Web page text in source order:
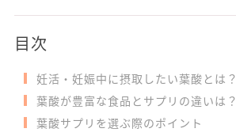
目次
妊活・妊娠中に摂取したい葉酸とは？
葉酸が豊富な食品とサプリの違いは？
葉酸サプリを選ぶ際のポイント